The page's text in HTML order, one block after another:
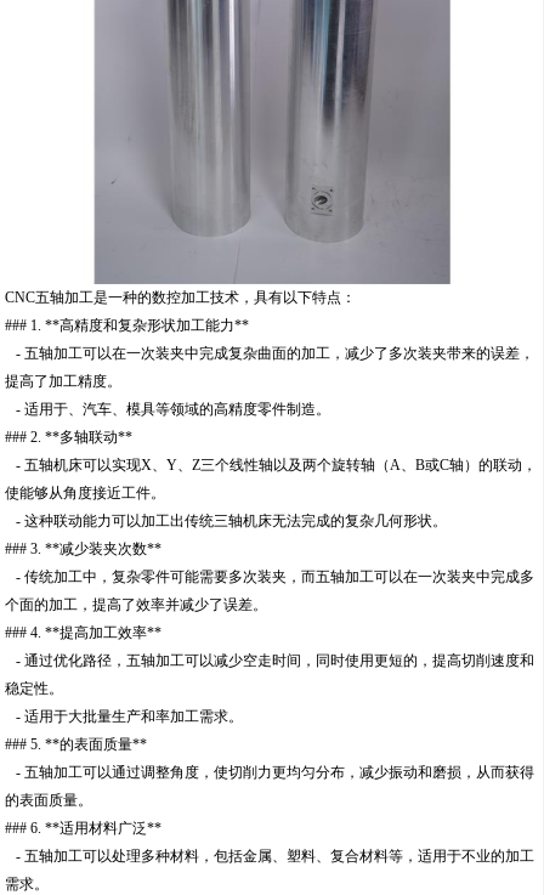
CNC五轴加工是一种的数控加工技术，具有以下特点：
### 1. **高精度和复杂形状加工能力**
- 五轴加工可以在一次装夹中完成复杂曲面的加工，减少了多次装夹带来的误差，
提高了加工精度。
- 适用于、汽车、模具等领域的高精度零件制造。
### 2. **多轴联动**
- 五轴机床可以实现X、Y、Z三个线性轴以及两个旋转轴（A、B或C轴）的联动，
使能够从角度接近工件。
- 这种联动能力可以加工出传统三轴机床无法完成的复杂几何形状。
### 3. **减少装夹次数**
- 传统加工中，复杂零件可能需要多次装夹，而五轴加工可以在一次装夹中完成多
个面的加工，提高了效率并减少了误差。
### 4. **提高加工效率**
- 通过优化路径，五轴加工可以减少空走时间，同时使用更短的，提高切削速度和
稳定性。
- 适用于大批量生产和率加工需求。
### 5. **的表面质量**
- 五轴加工可以通过调整角度，使切削力更均匀分布，减少振动和磨损，从而获得
的表面质量。
### 6. **适用材料广泛**
- 五轴加工可以处理多种材料，包括金属、塑料、复合材料等，适用于不业的加工
需求。